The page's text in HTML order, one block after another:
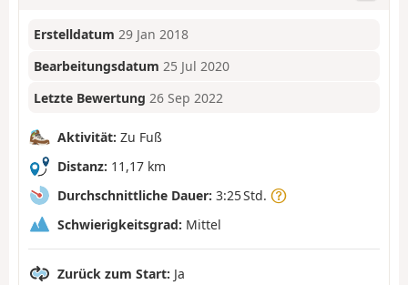
Erstelldatum 29 Jan 2018
Bearbeitungsdatum 25 Jul 2020
Letzte Bewertung 26 Sep 2022
Aktivität: Zu Fuß
Distanz: 11,17 km
Durchschnittliche Dauer: 3:25 Std.
Schwierigkeitsgrad: Mittel
Zurück zum Start: Ja